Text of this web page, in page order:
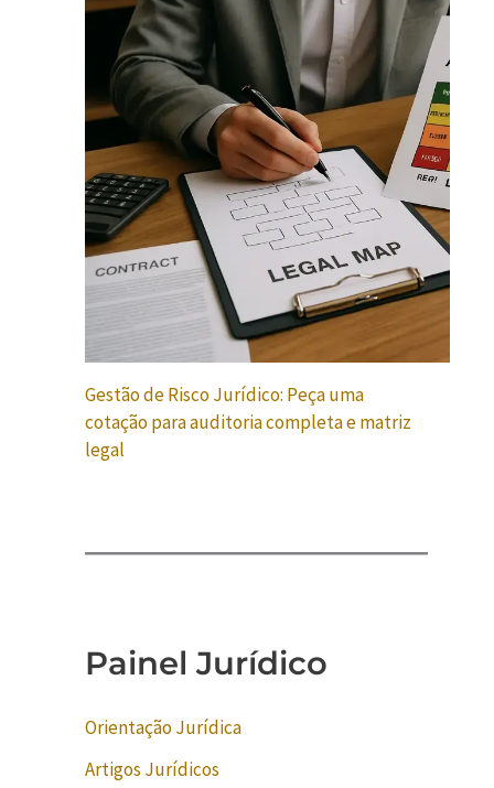
Gestão de Risco Jurídico: Peça uma
cotação para auditoria completa e matriz
legal
Painel Jurídico
Orientação Jurídica
Artigos Jurídicos